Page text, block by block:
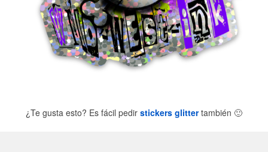
¿Te gusta esto? Es fácil pedir stickers glittertambién 🙂